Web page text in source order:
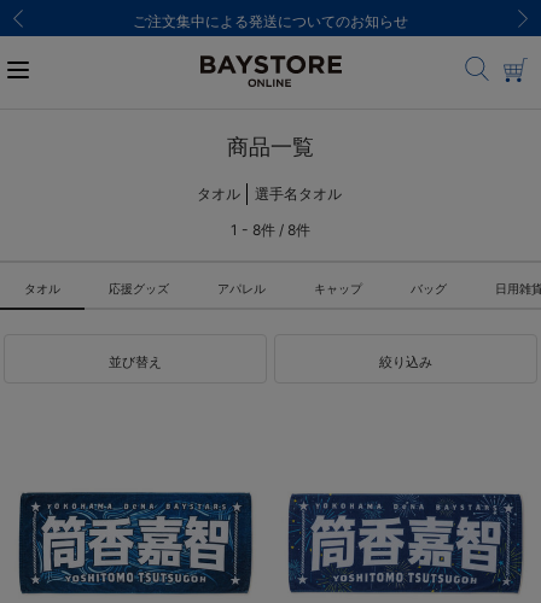
ご注文集中による発送についてのお知らせ
商品一覧
タオル
選手名タオル
1 - 8件 / 8件
タオル 応援グッズ アパレル キャップ バッグ 日用雑
並び替え 絞り込み